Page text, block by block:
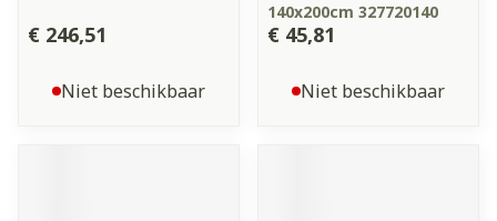
€ 246,51
Niet beschikbaar
140x200cm 327720140
€ 45,81
Niet beschikbaar